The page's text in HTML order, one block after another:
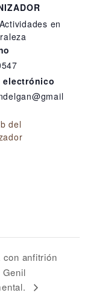
en
electrónico
del
con anfitrión
Genil